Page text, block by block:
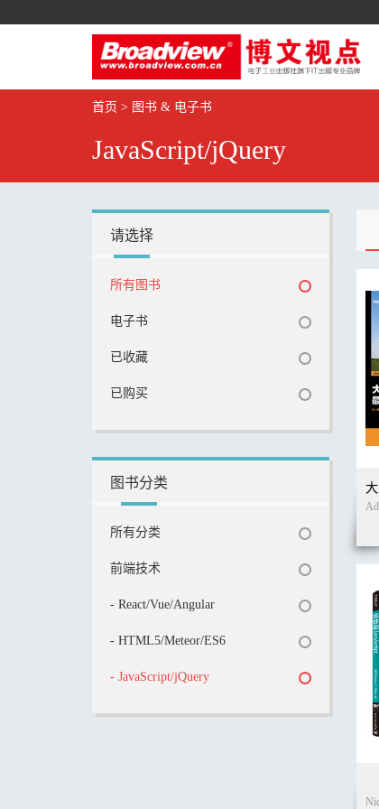
首页 > 图书 & 电子书
JavaScript/jQuery
请选择
所有图书
电子书
已收藏
已购买
图书分类
所有分类
前端技术
- React/Vue/Angular
- HTML5/Meteor/ES6
- JavaScript/jQuery